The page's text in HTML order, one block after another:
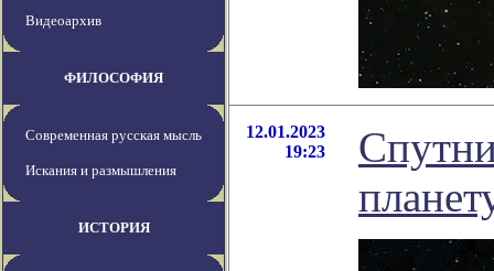
Видеоархив
ФИЛОСОФИЯ
Современная русская мысль
Искания и размышления
ИСТОРИЯ
12.01.2023
19:23